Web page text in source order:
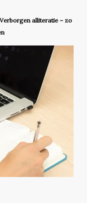
Verborgen alliteratie – zo